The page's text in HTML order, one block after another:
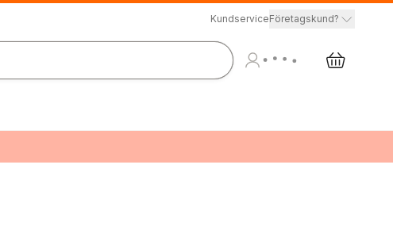
KundserviceFöretagskund?